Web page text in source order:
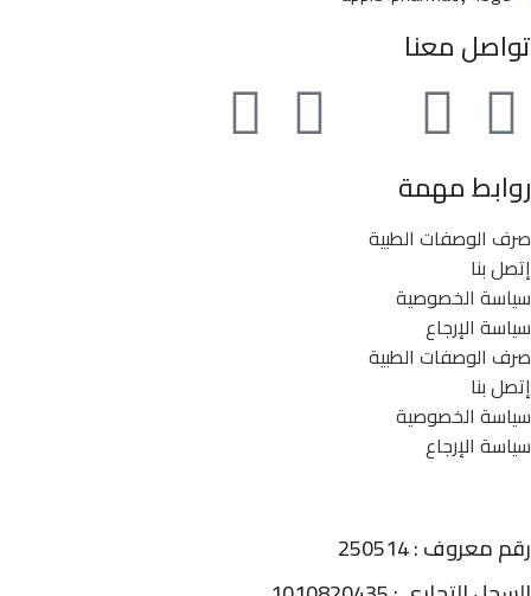
تواصل معنا
روابط مهمة
صرف الوصفات الطبية
إتصل بنا
سياسة الخصوصية
سياسة الإرجاع
صرف الوصفات الطبية
إتصل بنا
سياسة الخصوصية
سياسة الإرجاع
رقم معروف : 250514